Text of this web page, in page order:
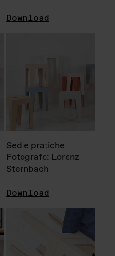
Download
Sedie pratiche
Fotografo: Lorenz
Sternbach
Download